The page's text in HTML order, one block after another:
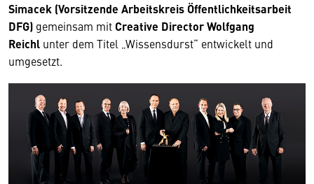
Simacek (Vorsitzende Arbeitskreis Öffentlichkeitsarbeit
DFG) gemeinsam mit Creative Director Wolfgang
Reichl unter dem Titel „Wissensdurst“ entwickelt und
umgesetzt.